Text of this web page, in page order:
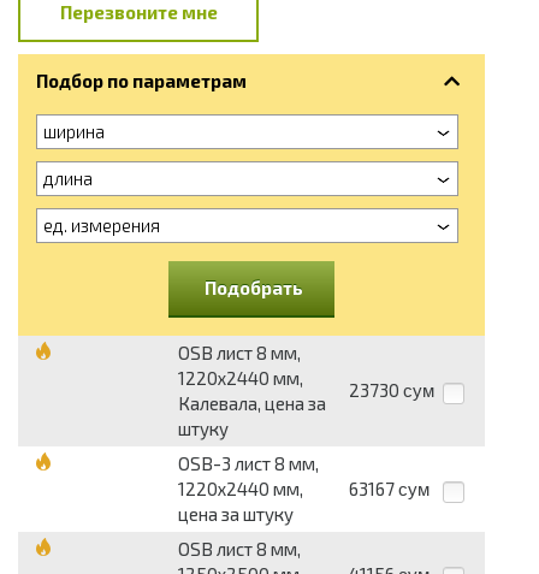
Перезвоните мне
Подбор по параметрам
ширина
длина
ед. измерения
Подобрать
OSB лист 8 мм,
1220х2440 мм,
Калевала, цена за
штуку
23730 сум
OSB-3 лист 8 мм,
1220х2440 мм,
цена за штуку
63167 сум
OSB лист 8 мм,